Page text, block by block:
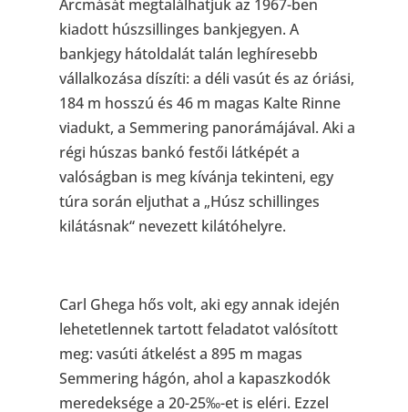
Arcmását megtalálhatjuk az 1967-ben
kiadott húszsillinges bankjegyen. A
bankjegy hátoldalát talán leghíresebb
vállalkozása díszíti: a déli vasút és az óriási,
184 m hosszú és 46 m magas Kalte Rinne
viadukt, a Semmering panorámájával. Aki a
régi húszas bankó festői látképét a
valóságban is meg kívánja tekinteni, egy
túra során eljuthat a „Húsz schillinges
kilátásnak“ nevezett kilátóhelyre.
Carl Ghega hős volt, aki egy annak idején
lehetetlennek tartott feladatot valósított
meg: vasúti átkelést a 895 m magas
Semmering hágón, ahol a kapaszkodók
meredeksége a 20-25‰-et is eléri. Ezzel